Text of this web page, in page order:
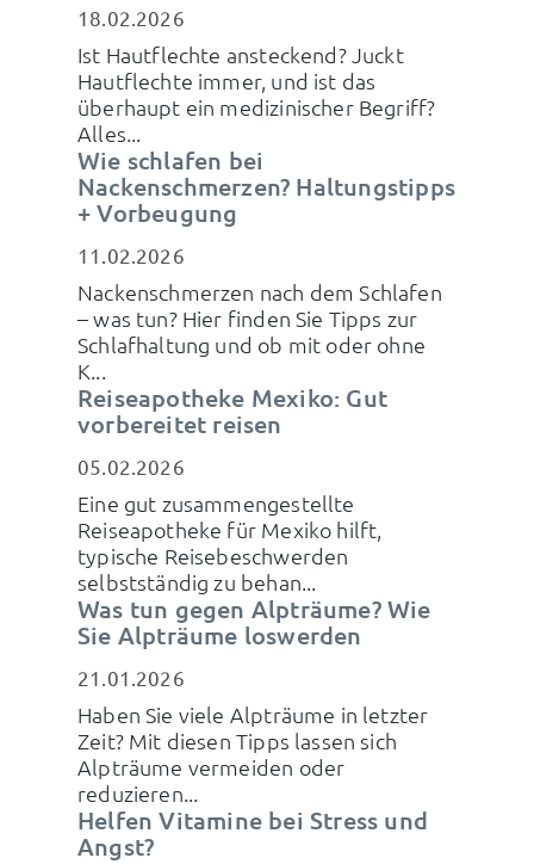
18.02.2026
Ist Hautflechte ansteckend? Juckt
Hautflechte immer, und ist das
überhaupt ein medizinischer Begriff?
Alles...
Wie schlafen bei
Nackenschmerzen? Haltungstipps
+ Vorbeugung
11.02.2026
Nackenschmerzen nach dem Schlafen
– was tun? Hier finden Sie Tipps zur
Schlafhaltung und ob mit oder ohne
K...
Reiseapotheke Mexiko: Gut
vorbereitet reisen
05.02.2026
Eine gut zusammengestellte
Reiseapotheke für Mexiko hilft,
typische Reisebeschwerden
selbstständig zu behan...
Was tun gegen Alpträume? Wie
Sie Alpträume loswerden
21.01.2026
Haben Sie viele Alpträume in letzter
Zeit? Mit diesen Tipps lassen sich
Alpträume vermeiden oder
reduzieren...
Helfen Vitamine bei Stress und
Angst?